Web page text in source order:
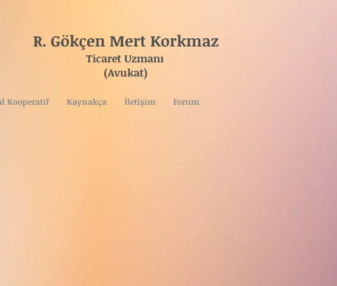
R. Gökçen Mert Korkmaz
Ticaret Uzmanı
(Avukat)
Kooperatif Kaynakça İletişim Forum